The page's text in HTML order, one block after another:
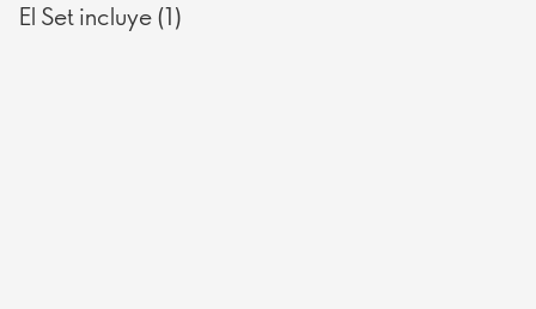
El Set incluye (1)